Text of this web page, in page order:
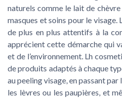
naturels comme le lait de
masques et soins pour le visage.
de plus en plus attentifs à la
apprécient cette démarche qui
et de l’environnement. Lh
de produits adaptés à chaque
au peeling visage, en passant
les lèvres ou les paupières, et